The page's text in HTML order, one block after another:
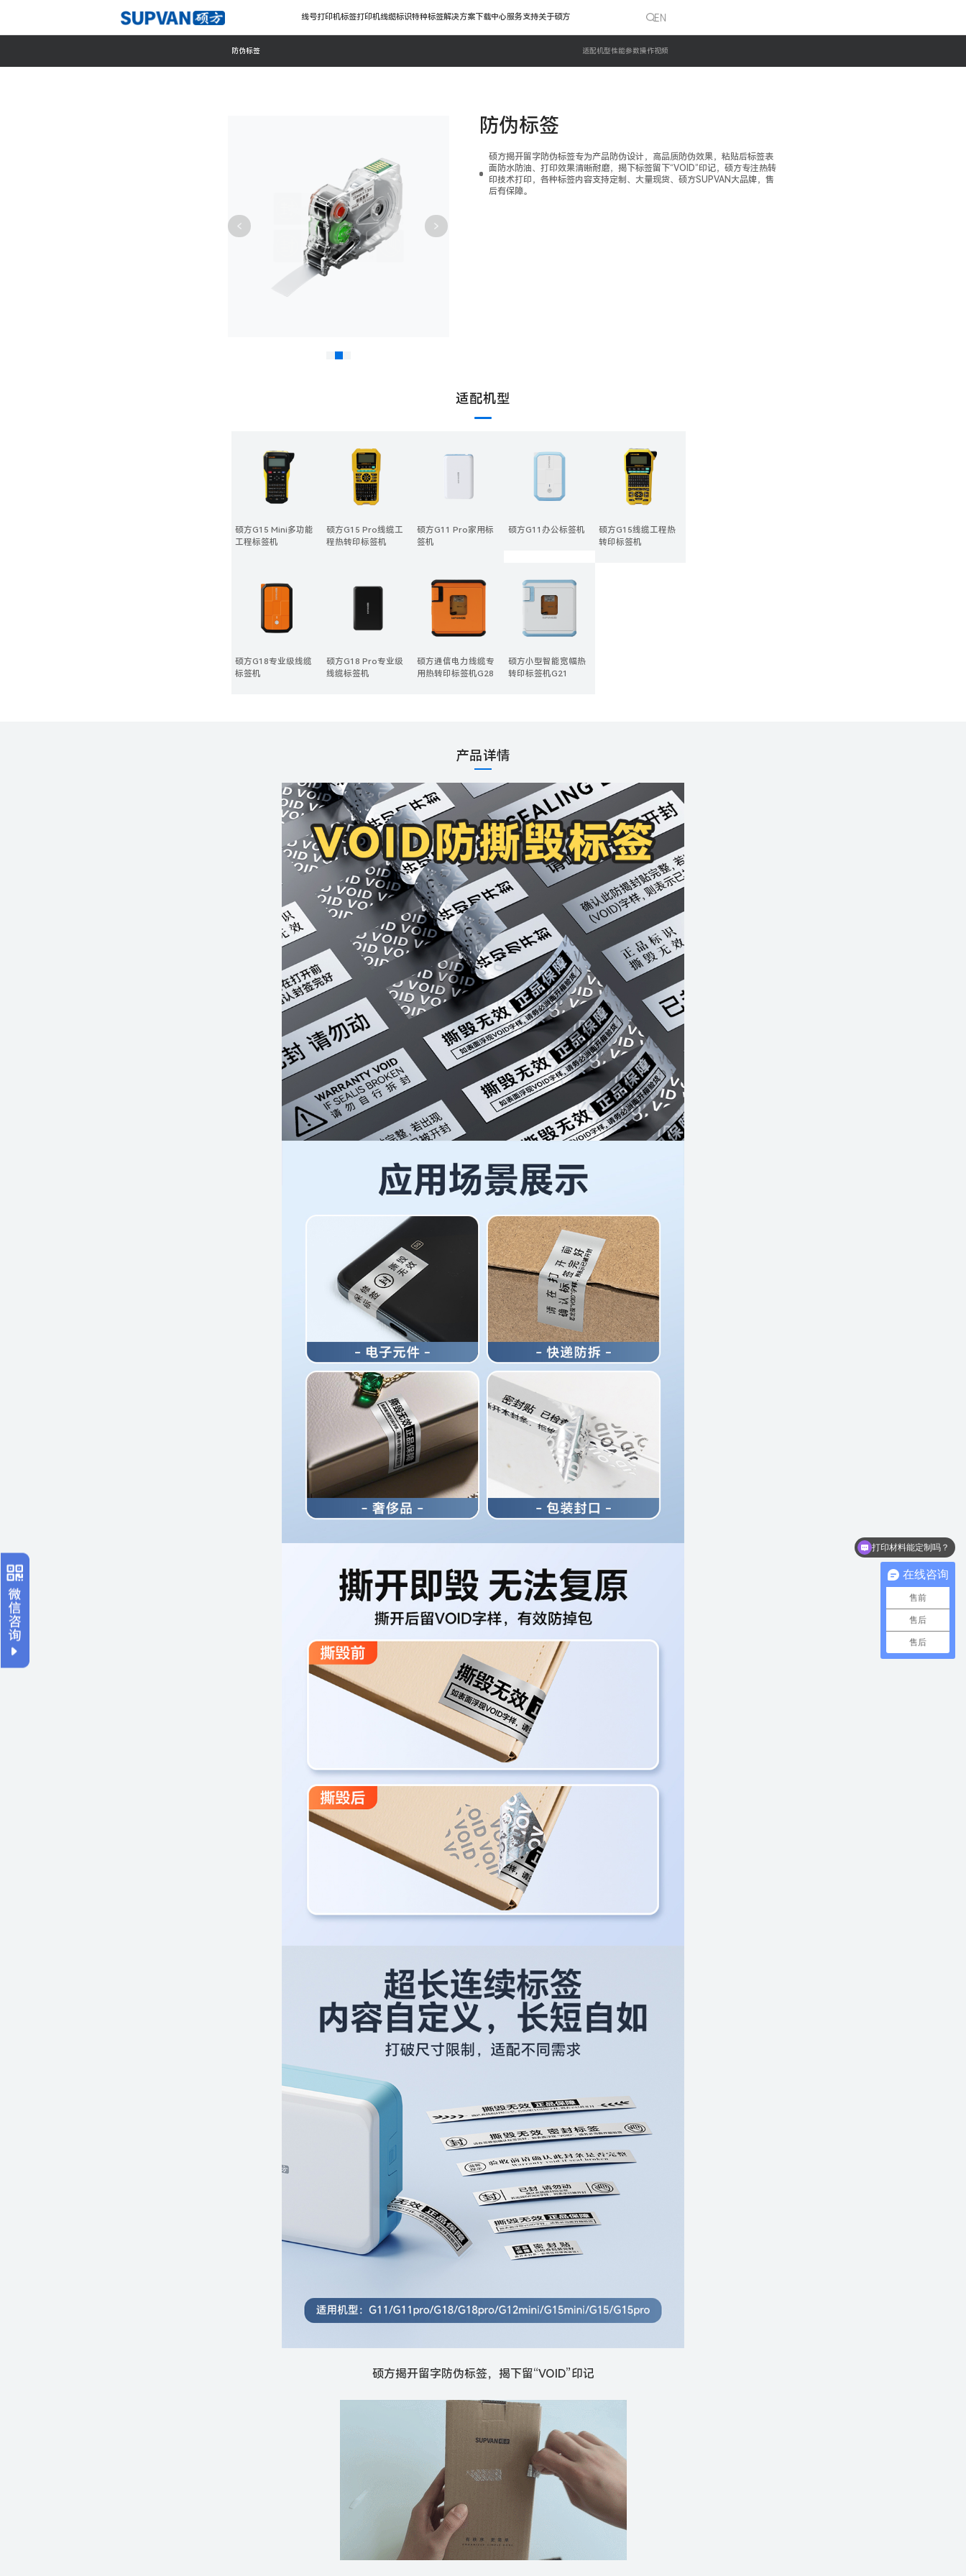
线号打印机标签打印机线缆标识特种标签解决方案下载中心服务支持关于硕方
防伪标签 适配机型性能参数操作视频
防伪标签
硕方揭开留字防伪标签专为产品防伪设计，高品质防伪效果，粘贴后标签表
面防水防油、打印效果清晰耐磨，揭下标签留下“VOID”印记，硕方专注热转
印技术打印，各种标签内容支持定制、大量现货、硕方SUPVAN大品牌，售
后有保障。
适配机型
硕方G15 Mini多功能
工程标签机
硕方G15 Pro线缆工
程热转印标签机
硕方G11 Pro家用标
签机
硕方G11办公标签机
硕方G15线缆工程热
转印标签机
硕方G18专业级线缆
标签机
硕方G18 Pro专业级
线缆标签机
硕方通信电力线缆专
用热转印标签机G28
硕方小型智能宽幅热
转印标签机G21
产品详情
硕方揭开留字防伪标签，揭下留“VOID”印记
在线咨询
售前
售后
售后
硕方编辑软件怎么下载